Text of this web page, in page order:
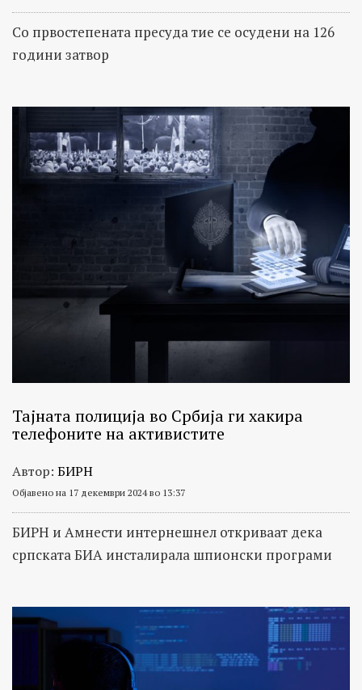
Со првостепената пресуда тие се осудени на 126
години затвор
Тајната полиција во Србија ги хакира
телефоните на активистите
Автор: БИРН
Објавено на 17 декември 2024 во 13:37
БИРН и Амнести интернешнел откриваат дека
српската БИА инсталирала шпионски програми